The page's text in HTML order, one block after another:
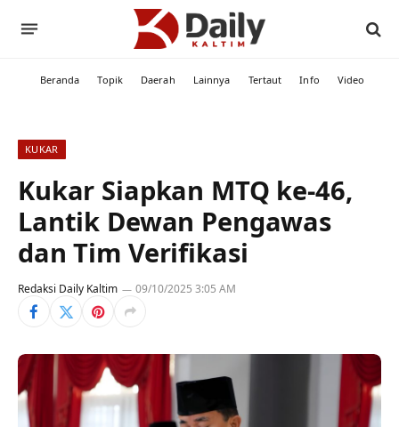
Beranda Topik Daerah Lainnya Tertaut Info Video
KUKAR
Kukar Siapkan MTQ ke-46,
Lantik Dewan Pengawas
dan Tim Verifikasi
Redaksi Daily Kaltim 09/10/2025 3:05 AM